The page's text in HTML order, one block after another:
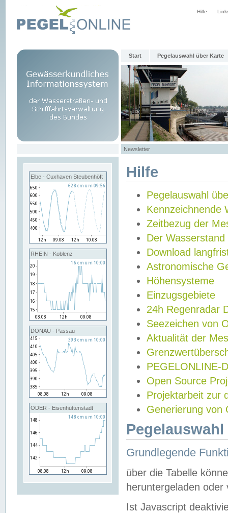
Hilfe
Start Pegelauswahl über Karte
Newsletter
Elbe - Cuxhaven Steubenhöft
RHEIN - Koblenz
DONAU - Passau
ODER - Eisenhüttenstadt
Hilfe
Pegelauswahl
Kennzeichnende
Zeitbezug der
Der Wasserstand
Download
Astronomische
Höhensysteme
Einzugsgebiete
24h Regenradar
Seezeichen von
Aktualität der
PEGELONLINE-
Open Source
Projektarbeit zur
Generierung von
Grundlegende
über die Tabelle
heruntergeladen oder
Ist Javascript